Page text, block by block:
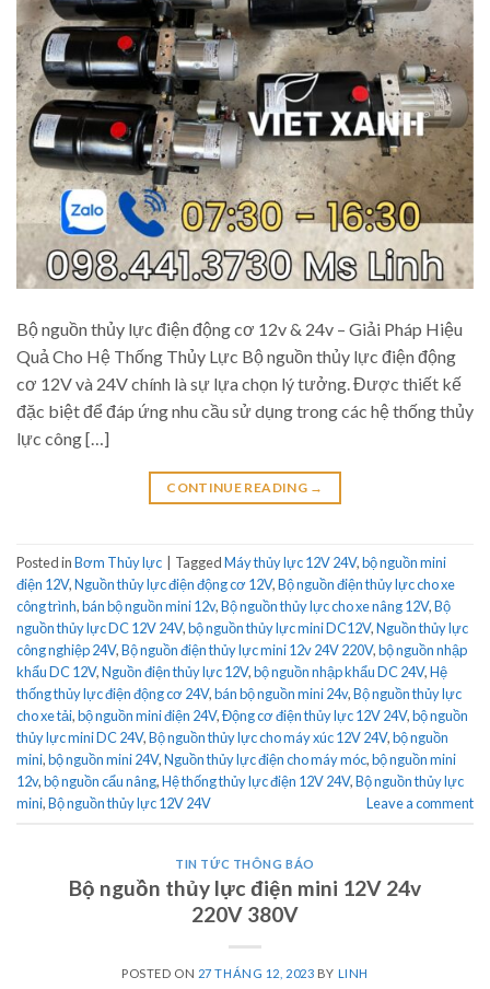
Bộ nguồn thủy lực điện động cơ 12v & 24v – Giải Pháp Hiệu
Quả Cho Hệ Thống Thủy Lực Bộ nguồn thủy lực điện động
cơ 12V và 24V chính là sự lựa chọn lý tưởng. Được thiết kế
đặc biệt để đáp ứng nhu cầu sử dụng trong các hệ thống thủy
lực công […]
CONTINUE READING →
Posted inBơm Thủy lực TaggedMáy thủy lực 12V 24V,bộ nguồn mini
điện 12V,Nguồn thủy lực điện động cơ 12V,Bộ nguồn điện thủy lực cho xe
công trình,bán bộ nguồn mini 12v,Bộ nguồn thủy lực cho xe nâng 12V,Bộ
nguồn thủy lực DC 12V 24V,bộ nguồn thủy lực mini DC12V,Nguồn thủy lực
công nghiệp 24V,Bộ nguồn điện thủy lực mini 12v 24V 220V,bộ nguồn nhập
khẩu DC 12V,Nguồn điện thủy lực 12V,bộ nguồn nhập khẩu DC 24V,Hệ
thống thủy lực điện động cơ 24V,bán bộ nguồn mini 24v,Bộ nguồn thủy lực
cho xe tải,bộ nguồn mini điện 24V,Động cơ điện thủy lực 12V 24V,bộ nguồn
thủy lực mini DC 24V,Bộ nguồn thủy lực cho máy xúc 12V 24V,bộ nguồn
mini,bộ nguồn mini 24V,Nguồn thủy lực điện cho máy móc,bộ nguồn mini
12v,bộ nguồn cẩu nâng,Hệ thống thủy lực điện 12V 24V,Bộ nguồn thủy lực
mini,Bộ nguồn thủy lực 12V 24V Leave a comment
TIN TỨC THÔNG BÁO
Bộ nguồn thủy lực điện mini 12V 24v
220V 380V
POSTED ON 27 THÁNG 12, 2023 BY LINH